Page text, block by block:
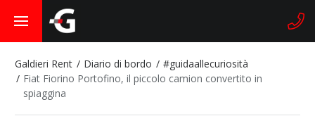
Galdieri Rent Diario di bordo
#guidaallecuriosità
Fiat Fiorino Portofino, il piccolo camion convertito in
spiaggina